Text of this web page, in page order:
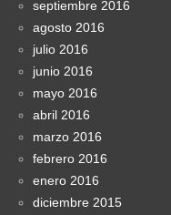
septiembre 2016
agosto 2016
julio 2016
junio 2016
mayo 2016
abril 2016
marzo 2016
febrero 2016
enero 2016
diciembre 2015